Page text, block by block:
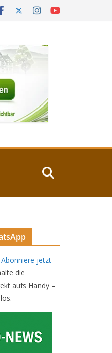
Abonniere jetzt
die
aufs Handy –